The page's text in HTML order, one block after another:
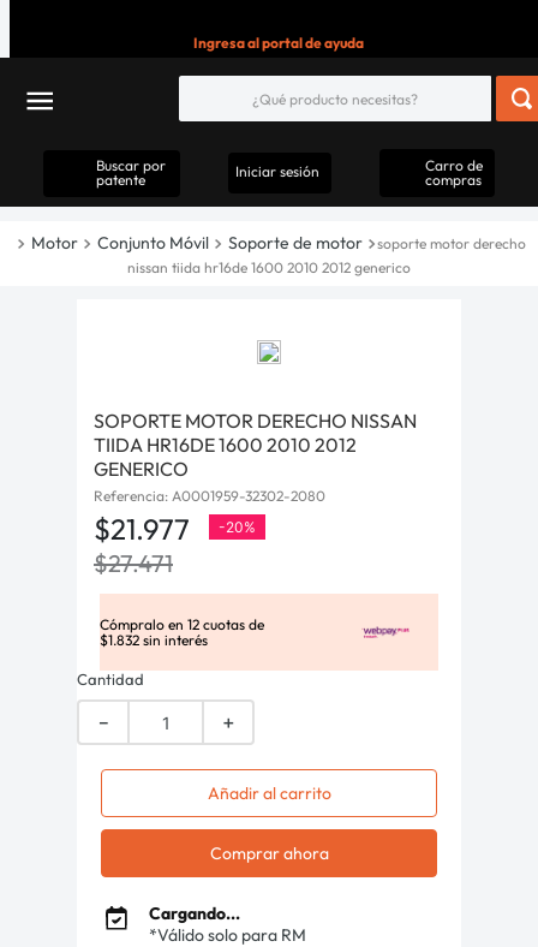
Ingresa al portal de ayuda
Buscar por
patente
Iniciar sesión
Carro de
compras
Motor Conjunto Móvil Soporte de motor
soporte motor derecho
nissan tiida hr16de 1600 2010 2012 generico
SOPORTE MOTOR DERECHO NISSAN
TIIDA HR16DE 1600 2010 2012
GENERICO
Referencia: A0001959-32302-2080
$21.977 -20%
$27.471
Cómpralo en 12 cuotas de
$1.832 sin interés
Cantidad
＋
－
Añadir al carrito
Comprar ahora
Cargando...
*Válido solo para RM